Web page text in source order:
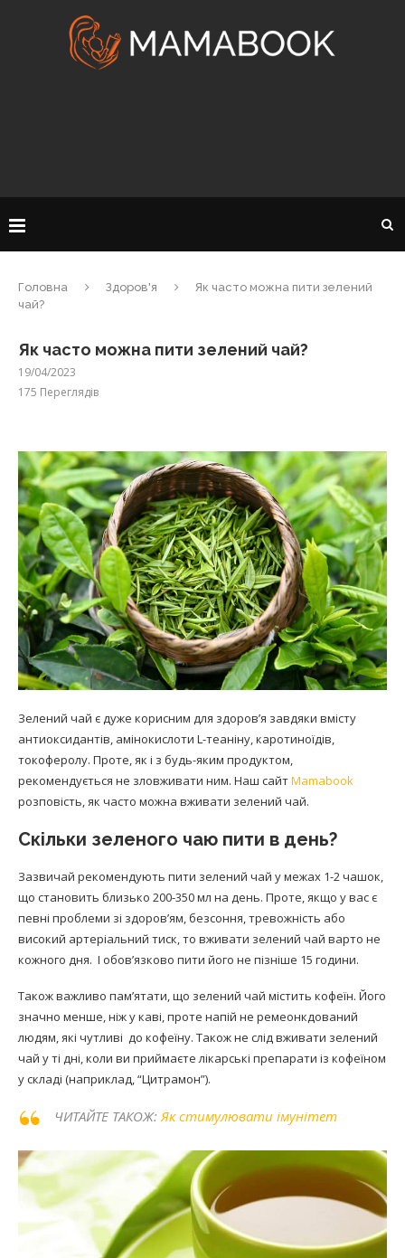
Головна Здоров'я
Як часто можна пити зелений
чай?
Як часто можна пити зелений чай?
19/04/2023
175 Переглядів
Зелений чай є дуже корисним для здоров’я завдяки вмісту
антиоксидантів, амінокислоти L-теаніну, каротиноїдів,
токоферолу. Проте, як і з будь-яким продуктом,
рекомендується не зловживати ним. Наш сайтMamabook
розповість, як часто можна вживати зелений чай.
Скільки зеленого чаю пити в день?
Зазвичай рекомендують пити зелений чай у межах 1-2 чашок,
що становить близько 200-350 мл на день. Проте, якщо у вас є
певні проблеми зі здоров’ям, безсоння, тревожність або
високий артеріальний тиск, то вживати зелений чай варто не
кожного дня. І обов’язково пити його не пізніше 15 години.
Також важливо пам’ятати, що зелений чай містить кофеїн. Його
значно менше, ніж у каві, проте напій не ремеонкдований
людям, які чутливі до кофеїну. Також не слід вживати зелений
чай у ті дні, коли ви приймаєте лікарські препарати із кофеїном
у складі (наприклад, “Цитрамон”).
ЧИТАЙТЕ ТАКОЖ:Як стимулювати імунітет